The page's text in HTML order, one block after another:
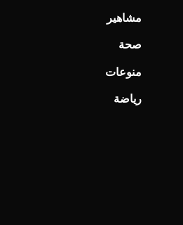
مشاهير
صحة
منوعات
رياضة